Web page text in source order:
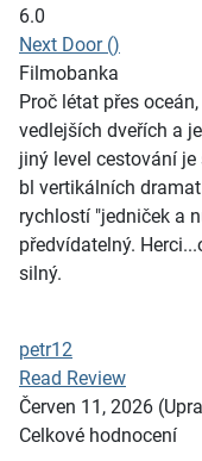
6.0
Next Door ()
Filmobanka
Proč létat přes
vedlejších dveřích a
jiný level cestování
bl vertikálních
rychlostí "jedniček a
předvídatelný.
silný.
petr12
Read Review
Červen 11, 2026
Celkové hodnocení